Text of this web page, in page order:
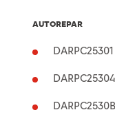
AUTOREPAR